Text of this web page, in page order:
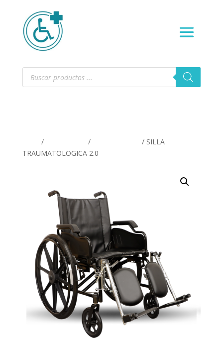
Búsqueda
productos
/ /
/ SILLA
TRAUMATOLOGICA 2.0